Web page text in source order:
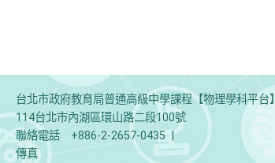
台北市政府教育局普通高級中學課程【物理學科平台】
114台北市內湖區環山路二段100號
聯絡電話
+886-2-2657-0435
|
傳真